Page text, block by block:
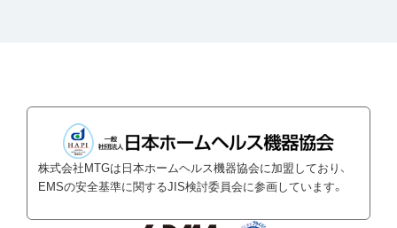
株式会社MTGは日本ホームヘルス機器協会に加盟しており、
EMSの安全基準に関するJIS検討委員会に参画しています。